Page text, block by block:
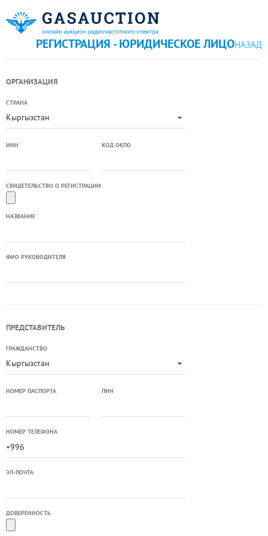
РЕГИСТРАЦИЯ - ЮРИДИЧЕСКОЕ ЛИЦОНАЗАД
ОРГАНИЗАЦИЯ
СТРАНА
Кыргызстан
ИНН КОД ОКПО
СВИДЕТЕЛЬСТВО О РЕГИСТРАЦИИ
НАЗВАНИЕ
ФИО РУКОВОДИТЕЛЯ
ПРЕДСТАВИТЕЛЬ
ГРАЖДАНСТВО
Кыргызстан
НОМЕР ПАСПОРТА ПИН
НОМЕР ТЕЛЕФОНА
ЭЛ-ПОЧТА
ДОВЕРЕННОСТЬ